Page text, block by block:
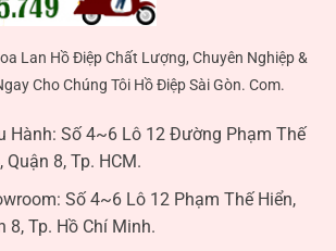
Lan Hồ Điệp Chất Lượng, Chuyên Nghiệp &
Cho Chúng Tôi Hồ Điệp Sài Gòn. Com.
Hành: Số 4~6 Lô 12 Đường Phạm Thế
Quận 8, Tp. HCM.
Số 4~6 Lô 12 Phạm Thế Hiển,
8, Tp. Hồ Chí Minh.